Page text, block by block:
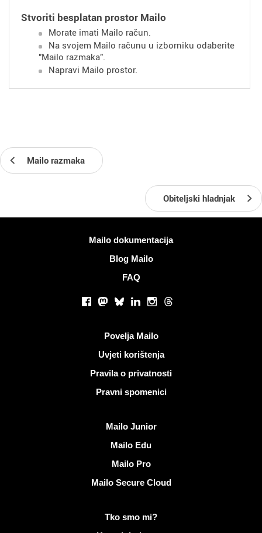
Stvoriti besplatan prostor Mailo
Morate imati Mailo račun.
Na svojem Mailo računu u izborniku odaberite
"Mailo razmaka".
Napravi Mailo prostor.
Mailo razmaka
Obiteljski hladnjak
Mailo dokumentacija
Blog Mailo
FAQ
Facebook
Mastodon
BlueskyLinkedInInstagram
Threads
Povelja Mailo
Uvjeti korištenja
Pravila o privatnosti
Pravni spomenici
Mailo Junior
Mailo Edu
Mailo Pro
Mailo Secure Cloud
Više informacija na MailoTko smo mi?